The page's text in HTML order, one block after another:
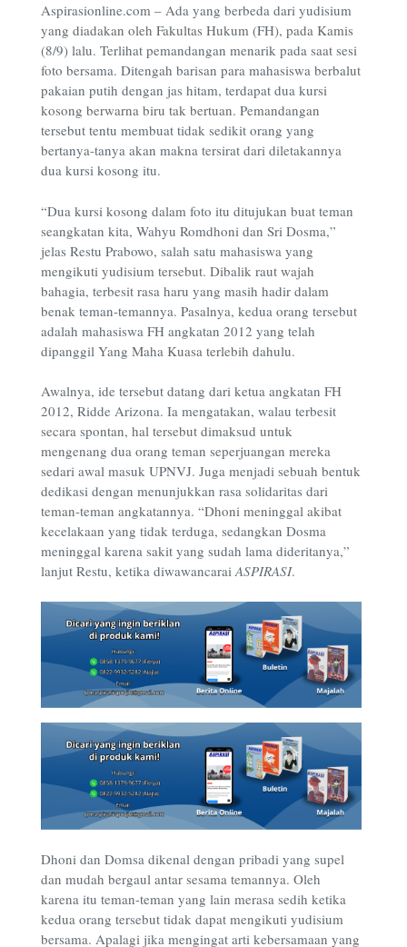
Aspirasionline.com – Ada yang berbeda dari yudisium
yang diadakan oleh Fakultas Hukum (FH), pada Kamis
(8/9) lalu. Terlihat pemandangan menarik pada saat sesi
foto bersama. Ditengah barisan para mahasiswa berbalut
pakaian putih dengan jas hitam, terdapat dua kursi
kosong berwarna biru tak bertuan. Pemandangan
tersebut tentu membuat tidak sedikit orang yang
bertanya-tanya akan makna tersirat dari diletakannya
dua kursi kosong itu.
“Dua kursi kosong dalam foto itu ditujukan buat teman
seangkatan kita, Wahyu Romdhoni dan Sri Dosma,”
jelas Restu Prabowo, salah satu mahasiswa yang
mengikuti yudisium tersebut. Dibalik raut wajah
bahagia, terbesit rasa haru yang masih hadir dalam
benak teman-temannya. Pasalnya, kedua orang tersebut
adalah mahasiswa FH angkatan 2012 yang telah
dipanggil Yang Maha Kuasa terlebih dahulu.
Awalnya, ide tersebut datang dari ketua angkatan FH
2012, Ridde Arizona. Ia mengatakan, walau terbesit
secara spontan, hal tersebut dimaksud untuk
mengenang dua orang teman seperjuangan mereka
sedari awal masuk UPNVJ. Juga menjadi sebuah bentuk
dedikasi dengan menunjukkan rasa solidaritas dari
teman-teman angkatannya. “Dhoni meninggal akibat
kecelakaan yang tidak terduga, sedangkan Dosma
meninggal karena sakit yang sudah lama dideritanya,”
lanjut Restu, ketika diwawancaraiASPIRASI.
Dhoni dan Domsa dikenal dengan pribadi yang supel
dan mudah bergaul antar sesama temannya. Oleh
karena itu teman-teman yang lain merasa sedih ketika
kedua orang tersebut tidak dapat mengikuti yudisium
bersama. Apalagi jika mengingat arti kebersamaan yang